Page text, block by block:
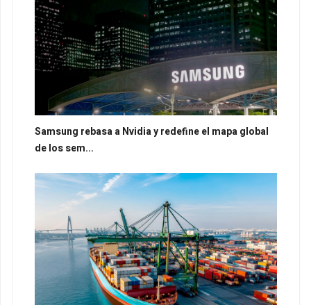
Samsung rebasa a Nvidia y redefine el mapa global
de los sem...